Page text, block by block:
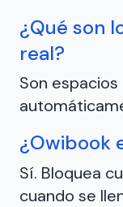
¿Qué son
real?
Son
¿Owibook
Sí. Bloquea
cuando se